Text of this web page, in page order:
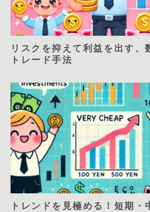
リスクを抑えて利益を出す、
トレード手法
トレンドを見極める！短期・